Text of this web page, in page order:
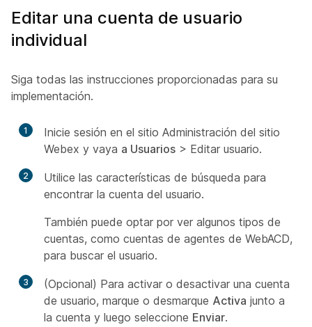
Editar una cuenta de usuario
individual
Siga todas las instrucciones proporcionadas para su
implementación.
1
Inicie sesión en el sitio Administración del sitio
Webex y vaya a Usuarios > Editar usuario.
2
Utilice las características de búsqueda para
encontrar la cuenta del usuario.
También puede optar por ver algunos tipos de
cuentas, como cuentas de agentes de WebACD,
para buscar el usuario.
3
(Opcional) Para activar o desactivar una cuenta
de usuario, marque o desmarque Activa junto a
la cuenta y luego seleccione Enviar.